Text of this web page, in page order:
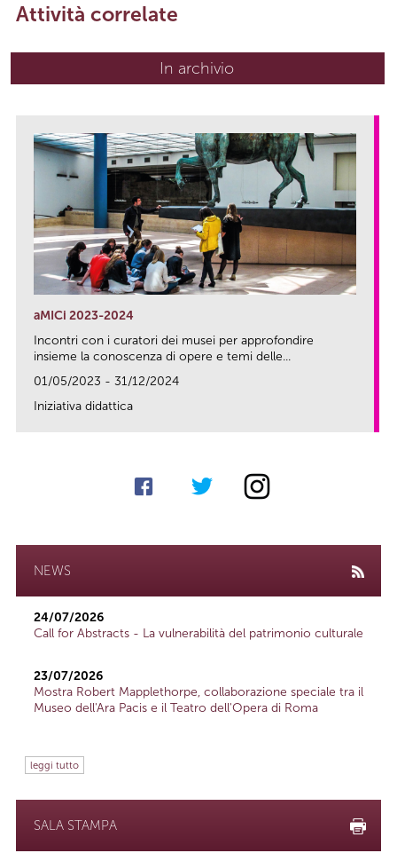
Attività correlate
In archivio
aMICi 2023-2024
Incontri con i curatori dei musei per approfondire
insieme la conoscenza di opere e temi delle...
01/05/2023 - 31/12/2024
Iniziativa didattica
NEWS
24/07/2026
Call for Abstracts - La vulnerabilità del patrimonio culturale
23/07/2026
Mostra Robert Mapplethorpe, collaborazione speciale tra il
Museo dell'Ara Pacis e il Teatro dell'Opera di Roma
leggi tutto
SALA STAMPA